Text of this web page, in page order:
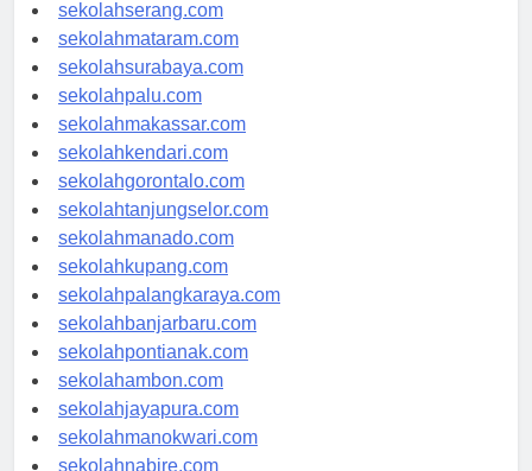
sekolahserang.com
sekolahmataram.com
sekolahsurabaya.com
sekolahpalu.com
sekolahmakassar.com
sekolahkendari.com
sekolahgorontalo.com
sekolahtanjungselor.com
sekolahmanado.com
sekolahkupang.com
sekolahpalangkaraya.com
sekolahbanjarbaru.com
sekolahpontianak.com
sekolahambon.com
sekolahjayapura.com
sekolahmanokwari.com